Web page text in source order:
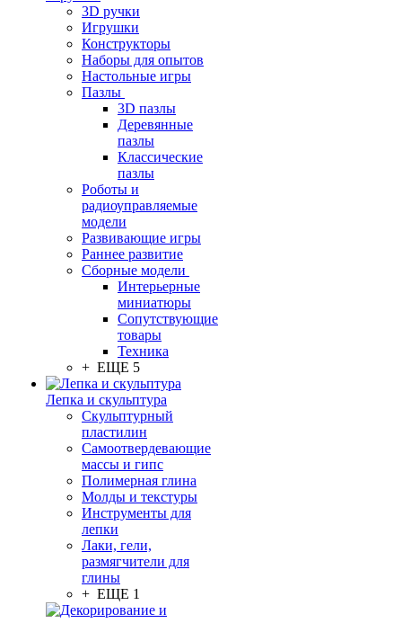
3D ручки
Игрушки
Конструкторы
Наборы для опытов
Настольные игры
Пазлы
3D пазлы
Деревянные
пазлы
Классические
пазлы
Роботы и
радиоуправляемые
модели
Развивающие игры
Раннее развитие
Сборные модели
Интерьерные
миниатюры
Сопутствующие
товары
Техника
+ ЕЩЕ 5
Лепка и скульптура
Скульптурный
пластилин
Самоотвердевающие
массы и гипс
Полимерная глина
Молды и текстуры
Инструменты для
лепки
Лаки, гели,
размягчители для
глины
+ ЕЩЕ 1